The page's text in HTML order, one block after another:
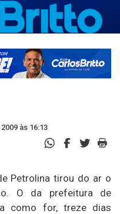
às 16:13
Petrolina tirou do ar o
O da prefeitura de
como for, treze dias